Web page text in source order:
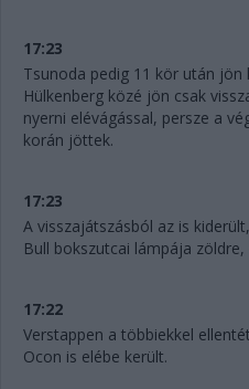
17:23
Tsunoda pedig 11 kör után jön
Hülkenberg közé jön csak
nyerni elévágással, persze a
korán jöttek.
17:23
A visszajátszásból az is
Bull bokszutcai lámpája
17:22
Verstappen a többiekkel
Ocon is elébe került.